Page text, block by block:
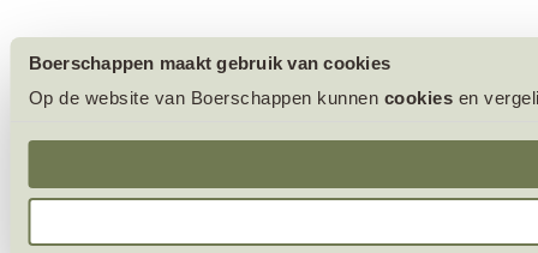
Boerschappen maakt gebruik van cookies
Op de website van Boerschappen kunnen cookies en